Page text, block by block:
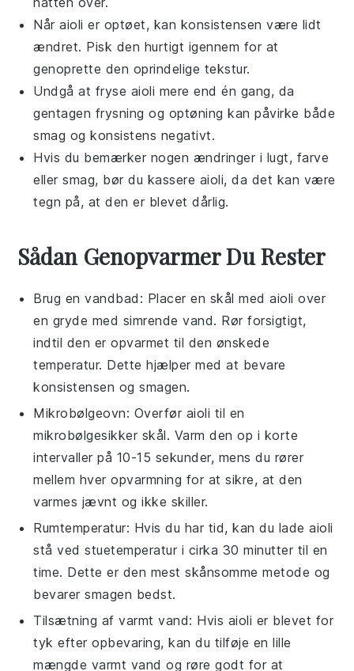
Nåraioli er optøet, kan konsistensen være lidt
ændret. Pisk den hurtigt igennem for at
genoprette den oprindelige tekstur.
Undgå at fryse aioli mere end én gang, da
gentagen frysning og optøning kan påvirke både
smag og konsistens negativt.
Hvis du bemærker nogen ændringer i lugt, farve
eller smag, bør du kassere aioli, da det kan være
tegn på, at den er blevet dårlig.
Sådan Genopvarmer Du Rester
Brug envandbad : Placer en skål medaioli over
en gryde med simrende vand. Rør forsigtigt,
indtil den er opvarmet til den ønskede
temperatur. Dette hjælper med at bevare
konsistensen og smagen.
Mikrobølgeovn: Overfør aioli til en
mikrobølgesikker skål. Varm den op i korte
intervaller på 10-15 sekunder, mens du rører
mellem hver opvarmning for at sikre, at den
varmes jævnt og ikke skiller.
Rumtemperatur: Hvis du har tid, kan du ladeaioli
stå ved stuetemperatur i cirka 30 minutter til en
time. Dette er den mest skånsomme metode og
bevarer smagen bedst.
Tilsætning af varmt vand: Hvis aioli er blevet for
tyk efter opbevaring, kan du tilføje en lille
mængde varmt vand og røre godt for at